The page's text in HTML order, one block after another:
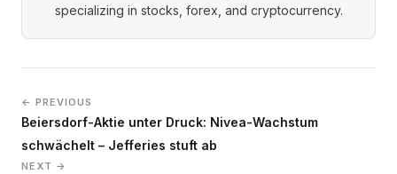
specializing in stocks, forex, and cryptocurrency.
← PREVIOUS
Beiersdorf-Aktie unter Druck: Nivea-Wachstum
schwächelt – Jefferies stuft ab
NEXT →